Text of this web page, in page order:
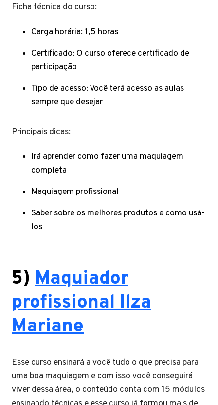
Ficha técnica do curso:
Carga horária: 1,5 horas
Certificado: O curso oferece certificado de
participação
Tipo de acesso: Você terá acesso as aulas
sempre que desejar
Principais dicas:
Irá aprender como fazer uma maquiagem
completa
Maquiagem profissional
Saber sobre os melhores produtos e como usá-
los
5) Maquiador
profissional Ilza
Mariane
Esse curso ensinará a você tudo o que precisa para
uma boa maquiagem e com isso você conseguirá
viver dessa área, o conteúdo conta com 15 módulos